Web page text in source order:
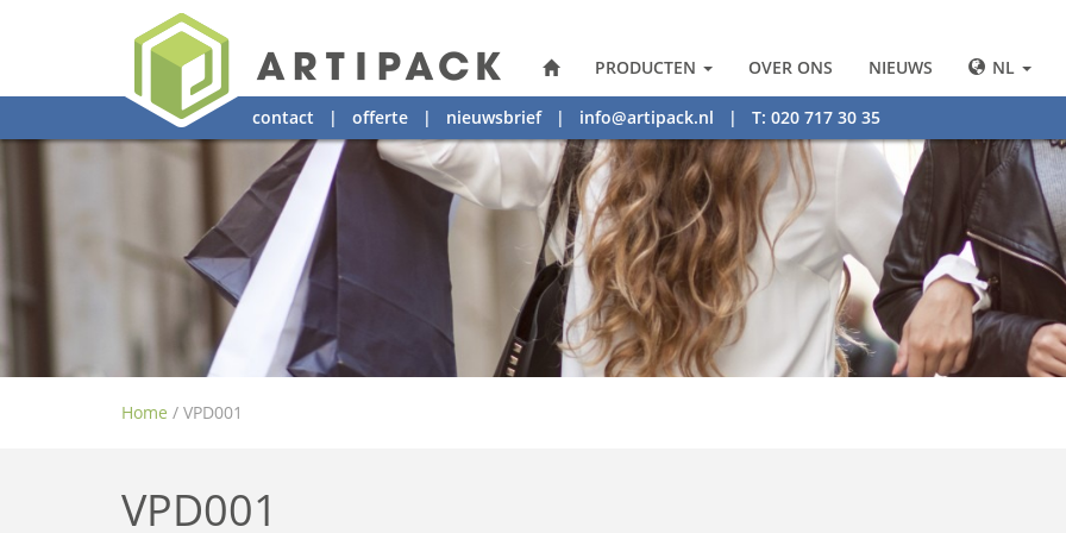
PRODUCTEN OVER ONS NIEUWS NL
contact | offerte | nieuwsbrief| info@artipack.nl | T: 020 717 30 35
Home / VPD001
VPD001